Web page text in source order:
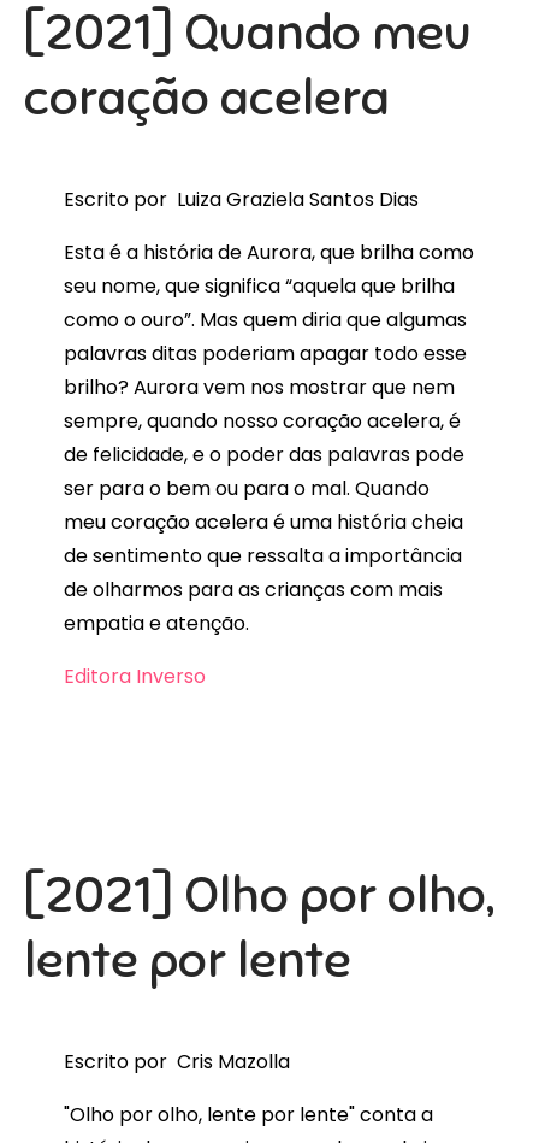
[2021] Quando meu
coração acelera
Escrito por Luiza Graziela Santos Dias
Esta é a história de Aurora, que brilha como
seu nome, que significa “aquela que brilha
como o ouro”. Mas quem diria que algumas
palavras ditas poderiam apagar todo esse
brilho? Aurora vem nos mostrar que nem
sempre, quando nosso coração acelera, é
de felicidade, e o poder das palavras pode
ser para o bem ou para o mal. Quando
meu coração acelera é uma história cheia
de sentimento que ressalta a importância
de olharmos para as crianças com mais
empatia e atenção.
Editora Inverso
[2021] Olho por olho,
lente por lente
Escrito por Cris Mazolla
"Olho por olho, lente por lente" conta a